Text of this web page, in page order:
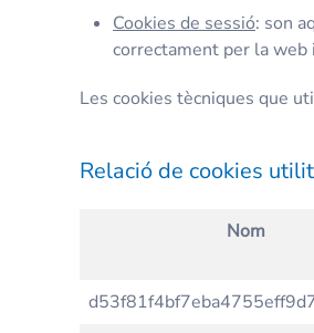
Cookies de sessió: son
correctament per la
Les cookies tècniques que
Relació de cookies
Nom